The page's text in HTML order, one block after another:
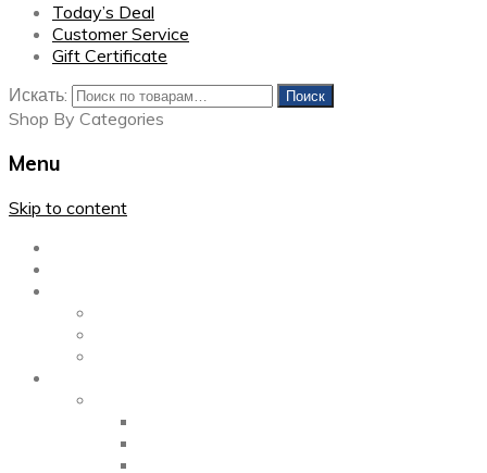
Today’s Deal
Customer Service
Gift Certificate
Искать:
Поиск
Shop By Categories
Menu
Skip to content